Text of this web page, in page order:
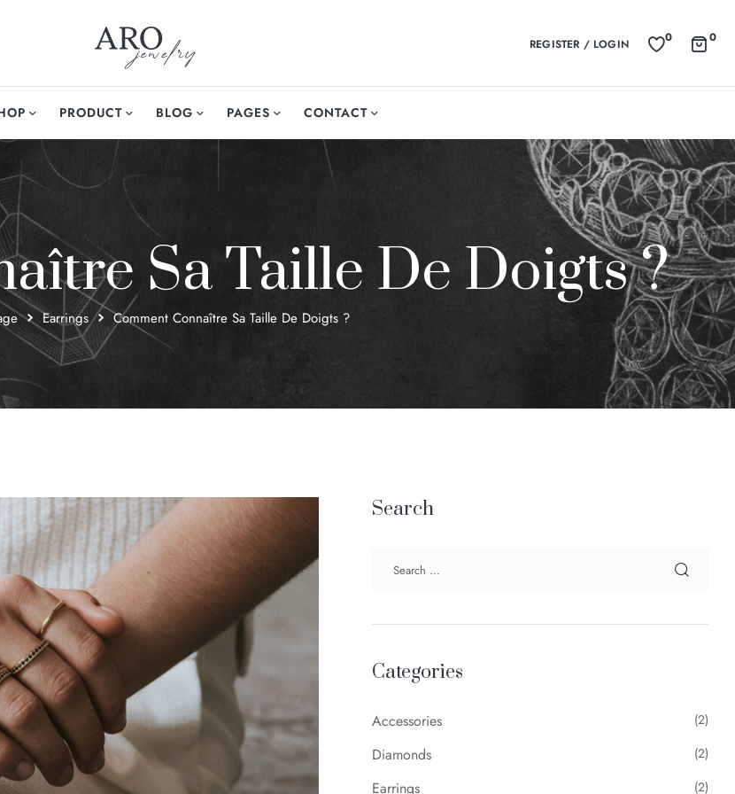
REGISTER / LOGIN 0 0
PRODUCT BLOG PAGES CONTACT
Sa Taille De Doigts ?
Earrings Comment Connaître Sa Taille De Doigts ?
Search
Categories
Accessories (2)
Diamonds (2)
Earrings (2)